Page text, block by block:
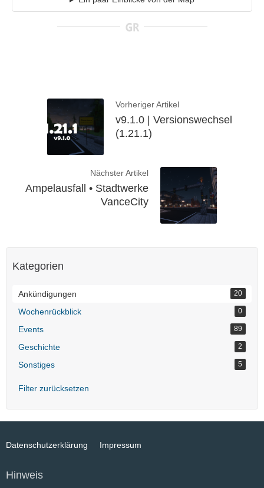
Vorheriger Artikel
v9.1.0 | Versionswechsel
(1.21.1)
Nächster Artikel
Ampelausfall • Stadtwerke
VanceCity
Kategorien
Ankündigungen 20
Wochenrückblick 0
Events 89
Geschichte 2
Sonstiges 5
Filter zurücksetzen
Datenschutzerklärung Impressum
Hinweis